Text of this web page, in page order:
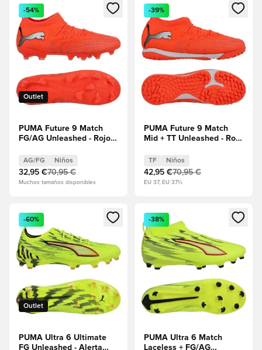
Abre un modal para iniciar sesión o registrarse como
Outlet
-54%
PUMA Future 9 Match
FG/AG Unleashed - Rojo
White/PUMA Negro/Puma
Plata Niños
AG/FG Niños
32,95 €70,95 €
Muchos tamaños disponibles
Abre un modal para iniciar
-39%
PUMA Future 9 Match
Mid + TT Unleashed - Rojo
White/PUMA Negro/Puma
Plata Niños
TF Niños
42,95 €70,95 €
EU 37, EU 37½
Abre un modal para iniciar sesión o registrarse como
Outlet
-60%
PUMA Ultra 6 Ultimate
FG Unleashed - Alerta
Abre un modal para iniciar
-38%
PUMA Ultra 6 Match
Laceless + FG/AG